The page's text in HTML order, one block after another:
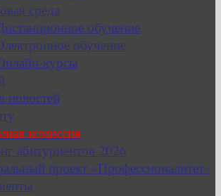
среда
обучение
обучение
курсы
новостей
комиссия
абитуриентов 2026
проект «Профессионалитет»